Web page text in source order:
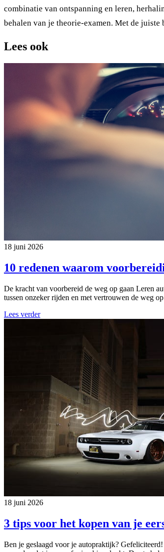
combinatie van ontspanning en leren,
behalen van je theorie-examen. Met de
Lees ook
18 juni 2026
10 redenen waarom
De kracht van voorbereid de weg op gaan Leren
tussen onzeker rijden en met vertrouwen de weg
Lees verder
18 juni 2026
3 tips voor het kopen van je
Ben je geslaagd voor je autopraktijk?